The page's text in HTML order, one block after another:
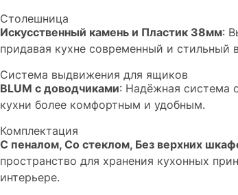
Столешница
Искусственный камень и Пластик 38мм:
придавая кухне современный и стильный
Система выдвижения для ящиков
BLUM с доводчиками: Надёжная система
кухни более комфортным и удобным.
Комплектация
С пеналом, Со стеклом, Без верхних
пространство для хранения кухонных
интерьере.